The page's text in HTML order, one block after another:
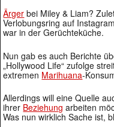
Ärger bei Miley & Liam?
Verlobungsring auf
war in der Gerüchteküche.
Nun gab es auch Berichte
„Hollywood Life“ zufolge
extremen Marihuana-
Allerdings will eine Quelle
ihrer Beziehung arbeiten
Was nun wirklich Sache ist,